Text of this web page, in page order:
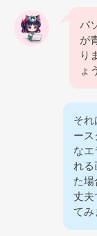
パ
が
り
ょ
そ
ース
なエ
れる
た場
丈夫
てみ